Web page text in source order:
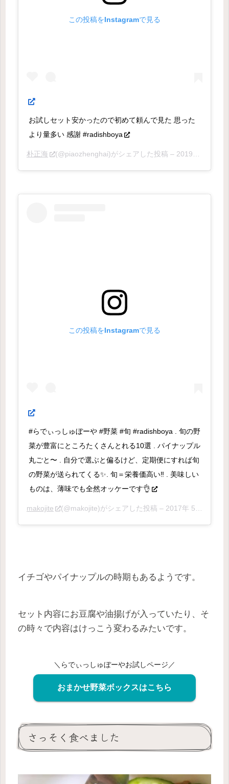
この投稿をInstagramで見る
お試しセット安かったので初めて頼んで見た 思った
より量多い 感謝 #radishboya
朴正海 (@piaozhenghai)がシェアした投稿 – 2019年 1月月17日午後10時51分PST
この投稿をInstagramで見る
#らでぃっしゅぼーや #野菜 #旬 #radishboya . 旬の野
菜が豊富にところたくさんとれる10選 . パイナップル
丸ごと〜 . 自分で選ぶと偏るけど、定期便にすれば旬
の野菜が送られてくる✨. 旬＝栄養価高い‼️ . 美味しい
ものは、薄味でも全然オッケーです👌
makojite (@makojite)がシェアした投稿 – 2017年 5月月1日午前12時17分PDT
イチゴやパイナップルの時期もあるようです。
セット内容にお豆腐や油揚げが入っていたり、そ
の時々で内容はけっこう変わるみたいです。
＼らでぃっしゅぼーやお試しページ／
おまかせ野菜ボックスはこちら
さっそく食べました